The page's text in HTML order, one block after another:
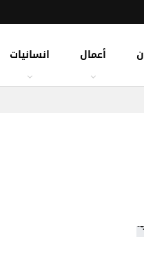
أعمال انسانيات